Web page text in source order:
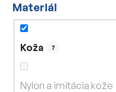
Materiál
Koža 7
Nylon a imitácia kože